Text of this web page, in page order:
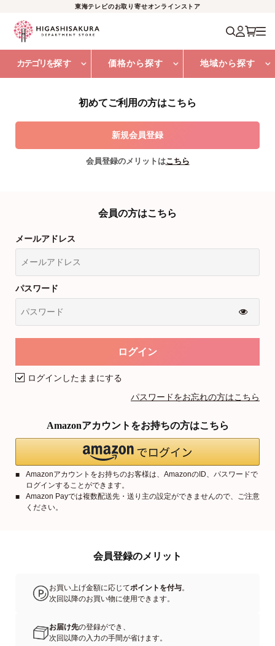
東海テレビのお取り寄せオンラインストア
カテゴリを探す 価格から探す 地域から探す
初めてご利用の方はこちら
会員登録のメリットはこちら
会員の方はこちら
メールアドレス
パスワード
ログインしたままにする
パスワードをお忘れの方はこちら
Amazonアカウントをお持ちの方はこちら
Amazonアカウントをお持ちのお客様は、AmazonのID、パスワードで
ログインすることができます。
Amazon Payでは複数配送先・送り主の設定ができませんので、ご注意
ください。
会員登録のメリット
お買い上げ金額に応じてポイントを付与。
次回以降のお買い物に使用できます。
お届け先の登録ができ、
次回以降の入力の手間が省けます。